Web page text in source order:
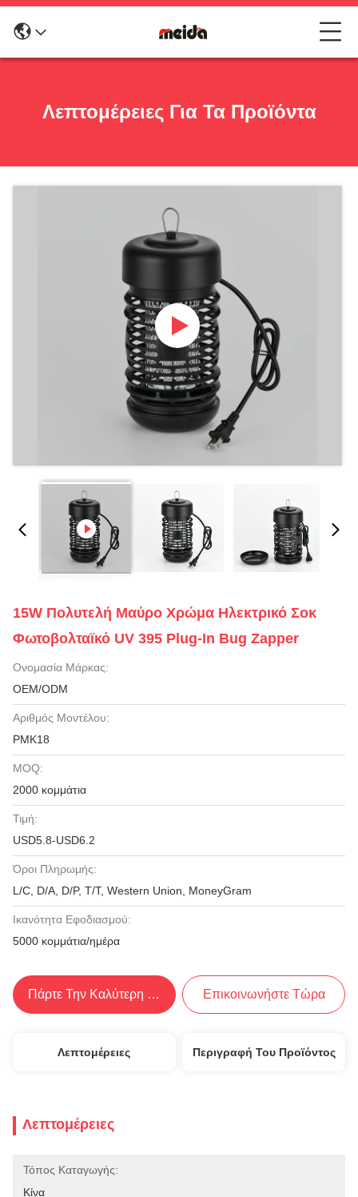
Λεπτομέρειες Για Τα Προϊόντα
15W Πολυτελή Μαύρο Χρώμα Ηλεκτρικό Σοκ
Φωτοβολταϊκό UV 395 Plug-In Bug Zapper
Ονομασία Μάρκας:
OEM/ODM
Αριθμός Μοντέλου:
PMK18
MOQ:
2000 κομμάτια
Τιμή:
USD5.8-USD6.2
Όροι Πληρωμής:
L/C, D/A, D/P, T/T, Western Union, MoneyGram
Ικανότητα Εφοδιασμού:
5000 κομμάτια/ημέρα
Πάρτε Την Καλύτερη Τιμή Επικοινωνήστε Τώρα
Λεπτομέρειες Περιγραφή Του Προϊόντος
Λεπτομέρειες
Τόπος Καταγωγής:
Κίνα